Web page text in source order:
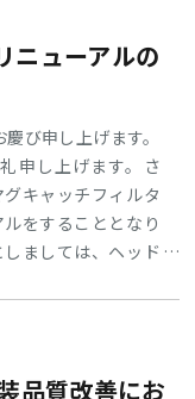
ニューアルの
び申し上げます。
申し上げます。さ
キャッチフィルタ
をすることとなり
ましては、ヘッド
収スピードをアッ
めて参りますので、
品質改善にお